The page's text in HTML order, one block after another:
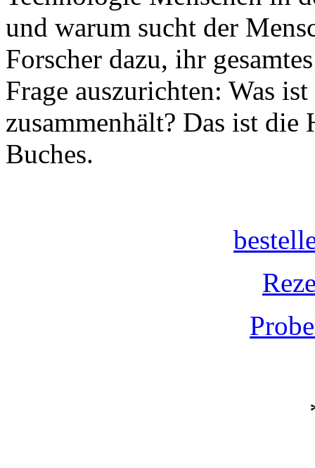
und warum sucht der
Forscher dazu, ihr
Frage auszurichten: Was
zusammenhält? Das ist die
Buches.